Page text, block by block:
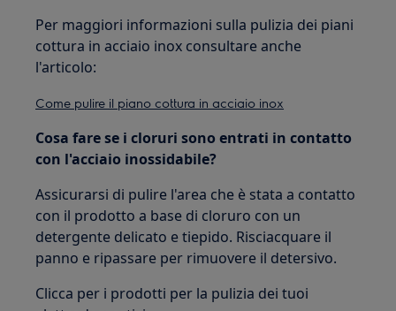
Per maggiori informazioni sulla pulizia dei piani
cottura in acciaio inox consultare anche
l'articolo:
Come pulire il piano cottura in acciaio inox
Cosa fare se i cloruri sono entrati in contatto
con l'acciaio inossidabile?
Assicurarsi di pulire l'area che è stata a contatto
con il prodotto a base di cloruro con un
detergente delicato e tiepido. Risciacquare il
panno e ripassare per rimuovere il detersivo.
Clicca per i prodotti per la pulizia dei tuoi